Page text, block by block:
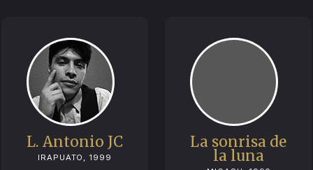
L. Antonio JC
IRAPUATO, 1999
La sonrisa de
la luna